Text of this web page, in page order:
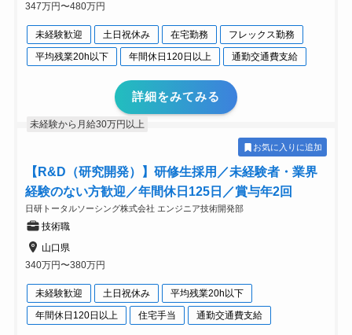
347万円〜480万円
未経験歓迎 土日祝休み 在宅勤務
フレックス勤務
平均残業20h以下
年間休日120日以上 通勤交通費支給
詳細をみてみる
未経験から月給30万円以上
お気に入りに追加
【R&D（研究開発）】研修生採用／未経験者・業界
経験のない方歓迎／年間休日125日／賞与年2回
日研トータルソーシング株式会社 エンジニア技術開発部
技術職
山口県
340万円〜380万円
未経験歓迎 土日祝休み
平均残業20h以下
年間休日120日以上
住宅手当 通勤交通費支給